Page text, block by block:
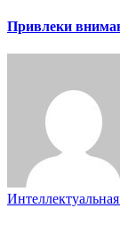
Привлеки